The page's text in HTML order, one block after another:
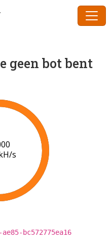
geen bot bent
s
bc572775ea16